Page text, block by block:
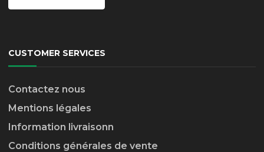
CUSTOMER SERVICES
Contactez nous
Mentions légales
Information livraisonn
Conditions générales de vente